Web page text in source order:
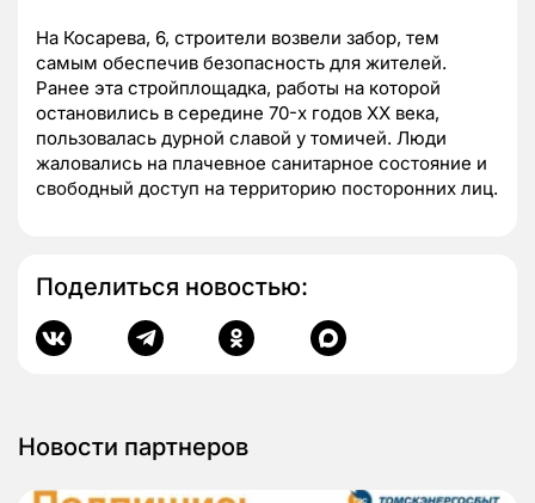
На Косарева, 6, строители возвели забор, тем
самым обеспечив безопасность для жителей.
Ранее эта стройплощадка, работы на которой
остановились в середине 70-х годов ХХ века,
пользовалась дурной славой у томичей. Люди
жаловались на плачевное санитарное состояние и
свободный доступ на территорию посторонних лиц.
Поделиться новостью:
Новости партнеров